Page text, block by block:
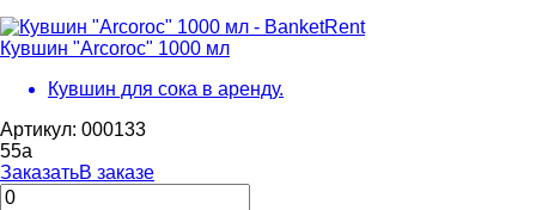
Кувшин "Arcoroc" 1000 мл
Кувшин для сока в аренду.
Артикул: 000133
55a
ЗаказатьВ заказе